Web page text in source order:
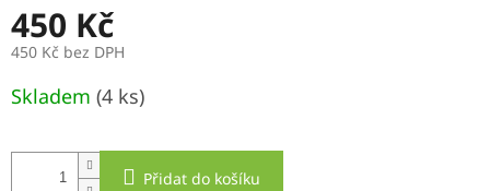
450 Kč
450 Kč bez DPH
cena:
Skladem (4 ks)
Přidat do košíku